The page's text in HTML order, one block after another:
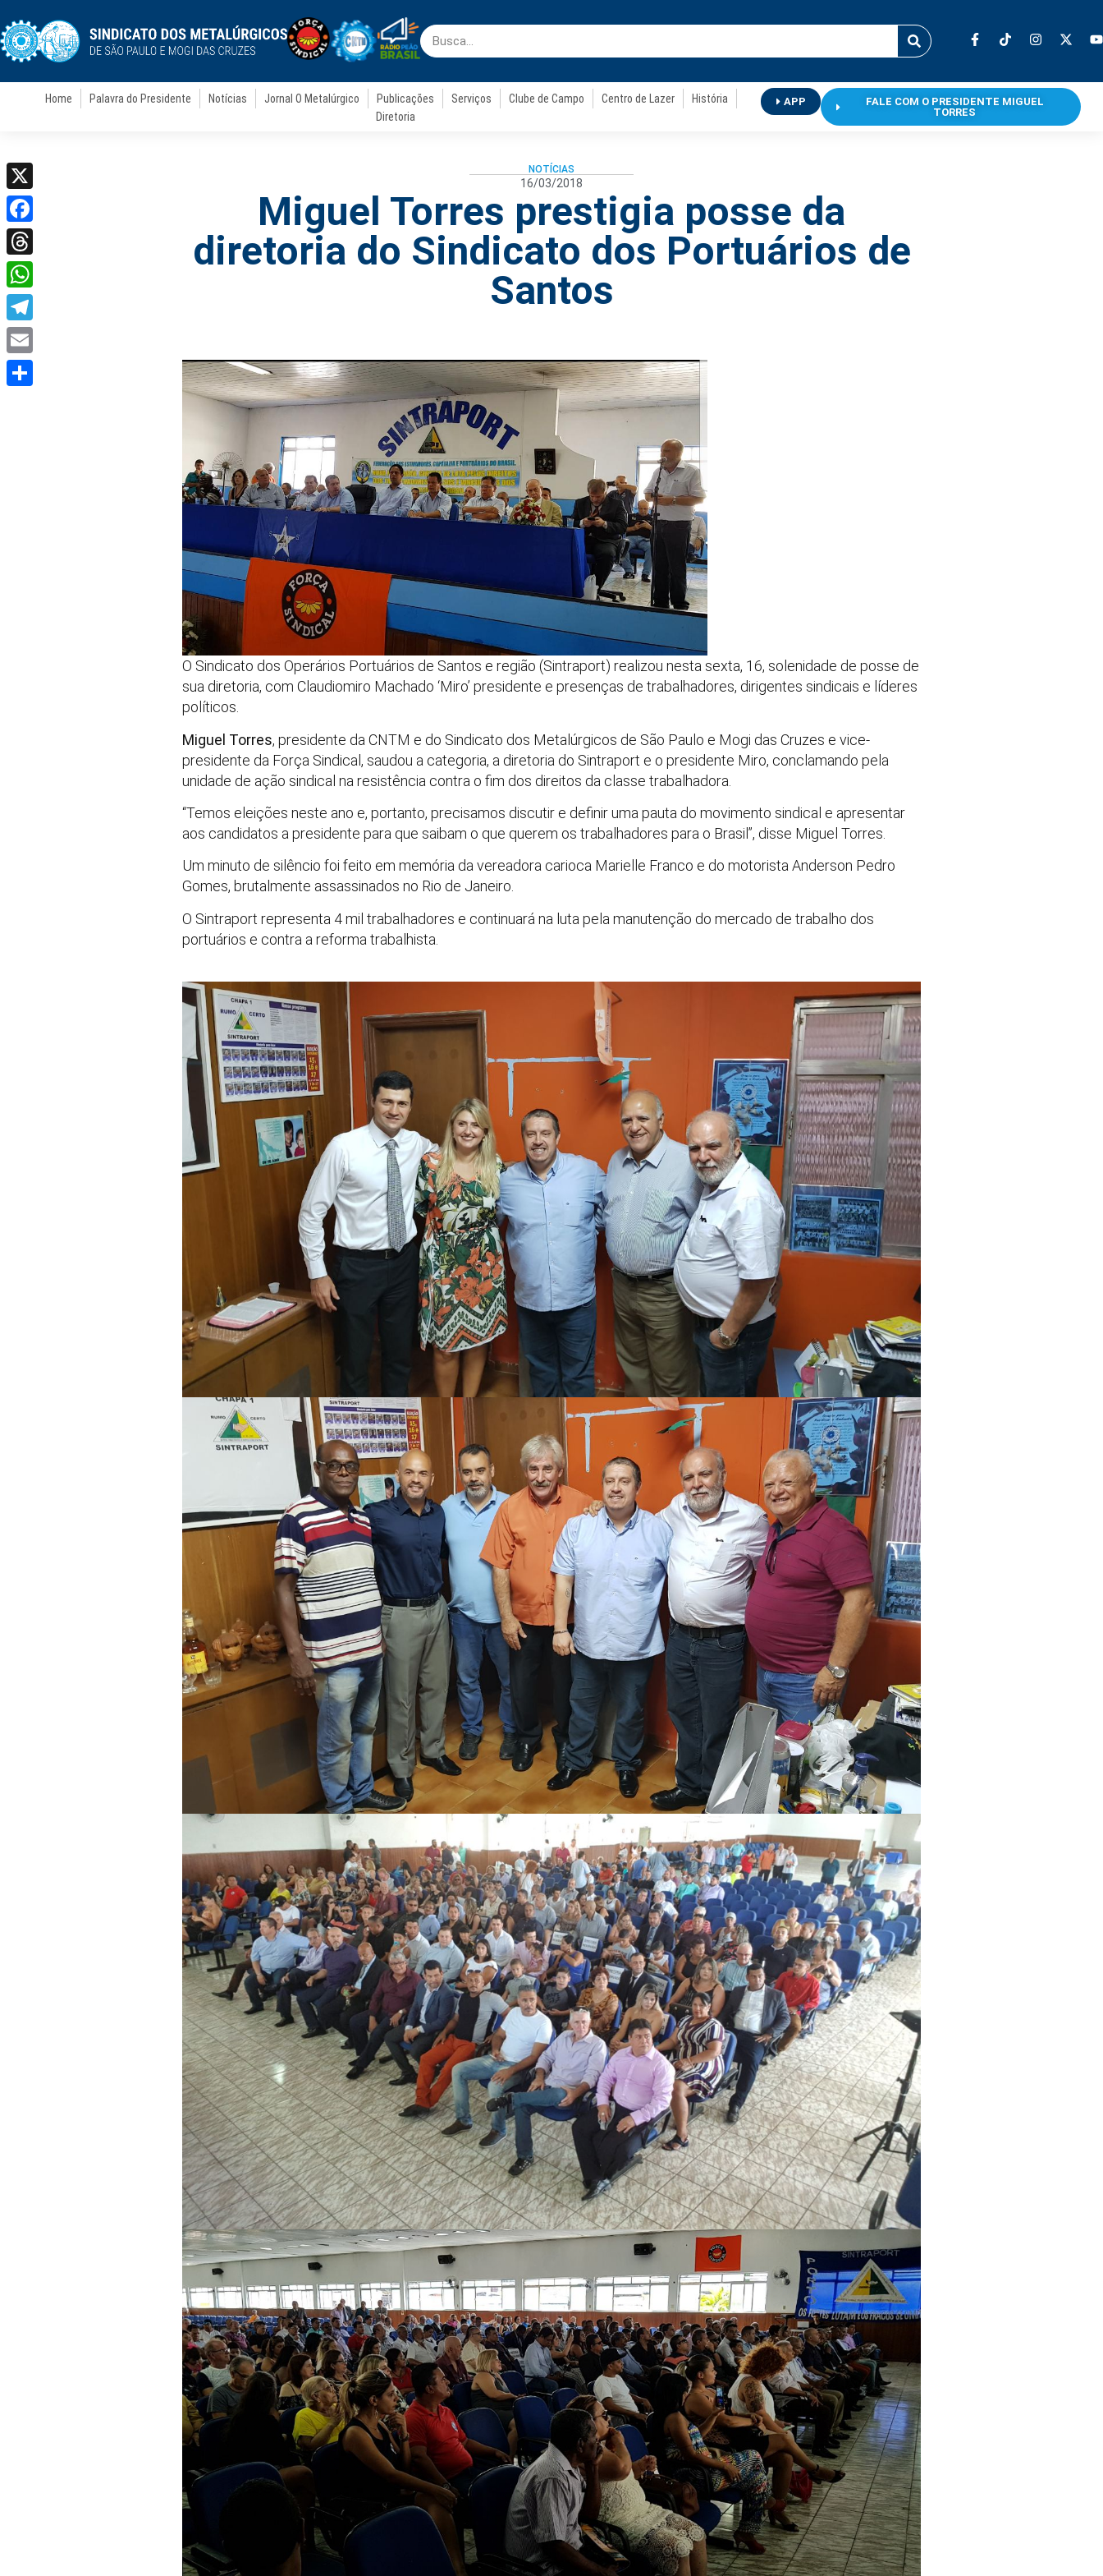
Home Palavra do Presidente Notícias Jornal O Metalúrgico Publicações Serviços Clube de Campo Centro de Lazer
História
Diretoria
APP
FALE COM O PRESIDENTE MIGUEL
TORRES
NOTÍCIAS
16/03/2018
Miguel Torres prestigia posse da
diretoria do Sindicato dos Portuários de
Santos
O Sindicato dos Operários Portuários de Santos e região (Sintraport) realizou nesta sexta, 16, solenidade de posse de
sua diretoria, com Claudiomiro Machado ‘Miro’ presidente e presenças de trabalhadores, dirigentes sindicais e líderes
políticos.
Miguel Torres, presidente da CNTM e do Sindicato dos Metalúrgicos de São Paulo e Mogi das Cruzes e vice-
presidente da Força Sindical, saudou a categoria, a diretoria do Sintraport e o presidente Miro, conclamando pela
unidade de ação sindical na resistência contra o fim dos direitos da classe trabalhadora.
“Temos eleições neste ano e, portanto, precisamos discutir e definir uma pauta do movimento sindical e apresentar
aos candidatos a presidente para que saibam o que querem os trabalhadores para o Brasil”, disse Miguel Torres.
Um minuto de silêncio foi feito em memória da vereadora carioca Marielle Franco e do motorista Anderson Pedro
Gomes, brutalmente assassinados no Rio de Janeiro.
O Sintraport representa 4 mil trabalhadores e continuará na luta pela manutenção do mercado de trabalho dos
portuários e contra a reforma trabalhista.
X
Facebook
Threads
WhatsApp
Telegram
Email